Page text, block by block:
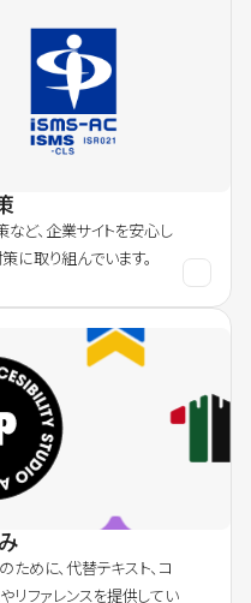
ど、企業サイトを安心し
に取り組んでいます。
ために、代替テキスト、コ
リファレンスを提供してい